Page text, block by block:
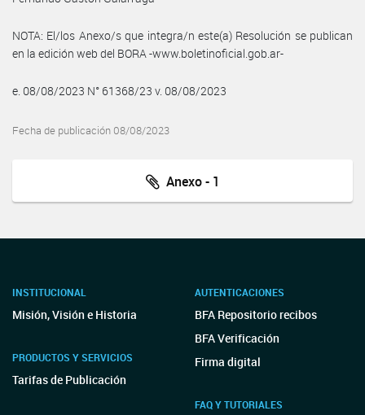
NOTA: El/los Anexo/s que integra/n este(a) Resolución se publican
en la edición web del BORA -www.boletinoficial.gob.ar-
e. 08/08/2023 N° 61368/23 v. 08/08/2023
Fecha de publicación 08/08/2023
Anexo - 1
INSTITUCIONAL
Misión, Visión e Historia
PRODUCTOS Y SERVICIOS
Tarifas de Publicación
AUTENTICACIONES
BFA Repositorio recibos
BFA Verificación
Firma digital
FAQ Y TUTORIALES